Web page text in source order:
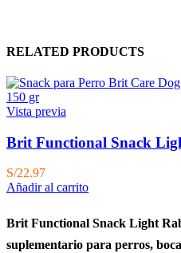
RELATED PRODUCTS
Vista previa
Brit Functional Snack
S/22.97
Añadir al carrito
Brit Functional Snack Light
suplementario para perros,